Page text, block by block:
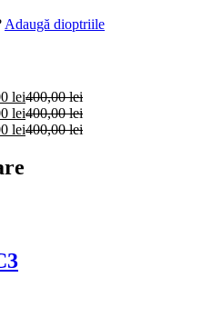
Adaugă dioptriile
lei400,00lei
lei400,00lei
lei400,00lei